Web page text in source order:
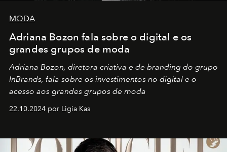
MODA
Adriana Bozon fala sobre o digital e os
grandes grupos de moda
Adriana Bozon, diretora criativa e de branding do grupo
InBrands, fala sobre os investimentos no digital e o
acesso aos grandes grupos de moda
22.10.2024 por Ligia Kas